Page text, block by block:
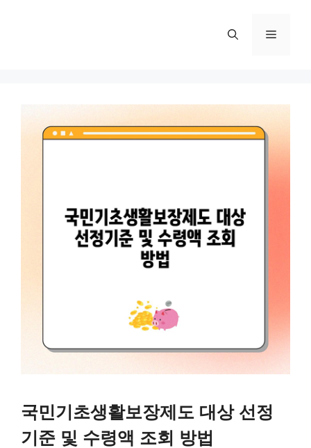
메
국민기초생활보장제도 대상 선정
기준 및 수령액 조회 방법